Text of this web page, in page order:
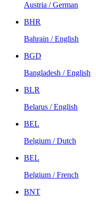
Austria / German
BHR
Bahrain / English
BGD
Bangladesh / English
BLR
Belarus / English
BEL
Belgium / Dutch
BEL
Belgium / French
BNT